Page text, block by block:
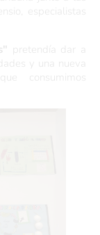
especialistas
pretendía dar a
y una nueva
consumimos